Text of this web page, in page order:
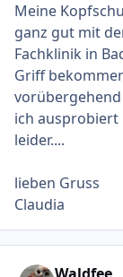
Meine
ganz gut mit
Fachklinik in
Griff
ich ausprobiert
leider....
lieben Gruss
Claudia